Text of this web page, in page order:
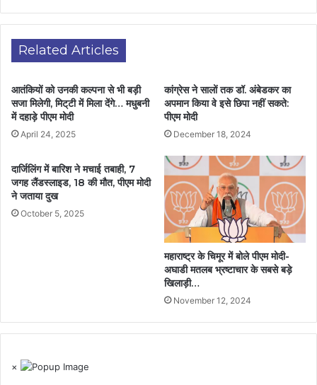
Related Articles
आतंकियों को उनकी कल्पना से भी बड़ी
सजा मिलेगी, मिट्‌टी में मिला देंगे… मधुबनी
में दहाड़े पीएम मोदी
April 24, 2025
कांग्रेस ने सालों तक डॉ. अंबेडकर का
अपमान किया वे इसे छिपा नहीं सकते:
पीएम मोदी
December 18, 2024
दार्जिलिंग में बारिश ने मचाई तबाही, 7
जगह लैंडस्लाइड, 18 की मौत, पीएम मोदी
ने जताया दुख
October 5, 2025
महाराष्ट्र के चिमूर में बोले पीएम मोदी-
अघाडी मतलब भ्रष्टाचार के सबसे बड़े
खिलाड़ी…
November 12, 2024
×